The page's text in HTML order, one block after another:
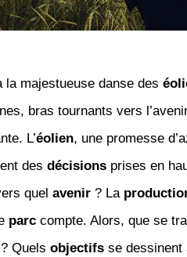
la majestueuse danse des
bras tournants vers
L’éolien, une promesse
des décisionsprises en
quel avenir? La
parccompte. Alors, que se
Quels objectifsse dessinent